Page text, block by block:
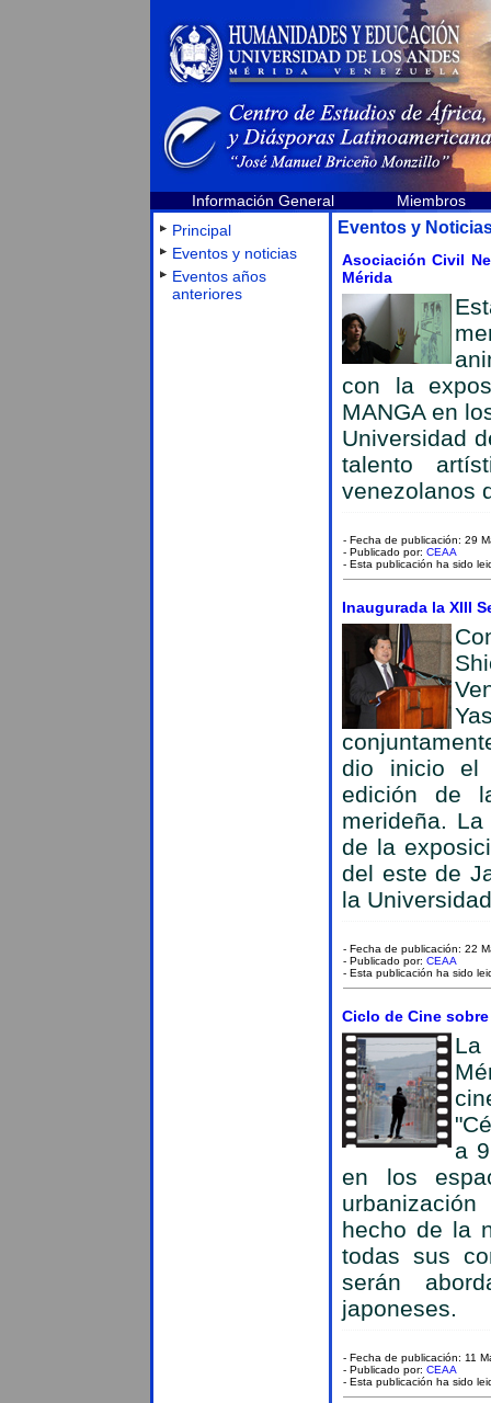
Información General
Miembros
Principal
Eventos y noticias
Eventos años
anteriores
Eventos y
Asociación Civil
Mérida
con la
MANGA en
Universidad
talento
venezolanos
- Fecha de publicación: 29
- Publicado por: CEAA
- Esta publicación ha sido
Inaugurada la XIII
dio inicio el
edición de
merideña.
de la
del este de
la
- Fecha de publicación: 22
- Publicado por: CEAA
- Esta publicación ha sido
Ciclo de Cine
a
en los
hecho de la
todas sus
serán
japoneses.
- Fecha de publicación: 11
- Publicado por: CEAA
- Esta publicación ha sido